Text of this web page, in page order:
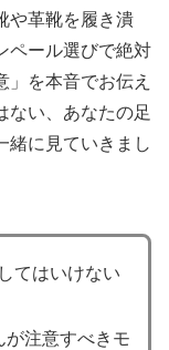
や革靴を履き潰
ペール選びで絶対
」を本音でお伝え
ない、あなたの足
緒に見ていきまし
てはいけない
が注意すべきモ